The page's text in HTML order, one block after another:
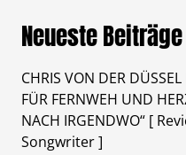
Neueste Beiträge
CHRIS VON DER
FÜR FERNWEH UND
NACH IRGENDWO“ [
Songwriter ]